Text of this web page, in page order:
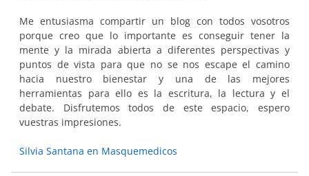
Me entusiasma compartir un blog con todos vosotros
porque creo que lo importante es conseguir tener la
mente y la mirada abierta a diferentes perspectivas y
puntos de vista para que no se nos escape el camino
hacia nuestro bienestar y una de las mejores
herramientas para ello es la escritura, la lectura y el
debate. Disfrutemos todos de este espacio, espero
vuestras impresiones.
Silvia Santana en Masquemedicos